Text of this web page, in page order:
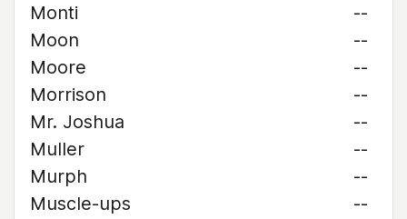
Monti
--
Moon
--
Moore
--
Morrison
--
Mr. Joshua
--
Muller
--
Murph
--
Muscle-ups
--